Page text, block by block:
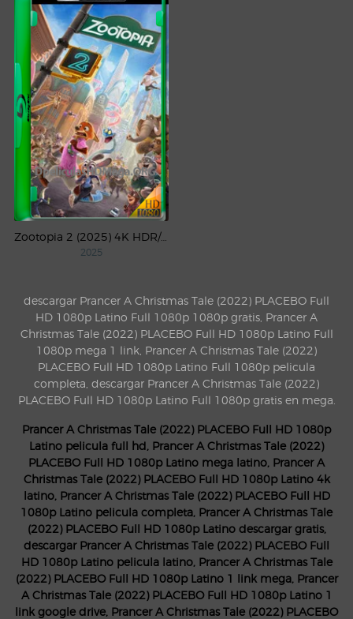
Zootopia 2 (2025) 4K HDR/DV WEB-DL Latino
2025
descargar Prancer A Christmas Tale (2022) PLACEBO Full
HD 1080p Latino Full 1080p 1080p gratis, Prancer A
Christmas Tale (2022) PLACEBO Full HD 1080p Latino Full
1080p mega 1 link, Prancer A Christmas Tale (2022)
PLACEBO Full HD 1080p Latino Full 1080p pelicula
completa, descargar Prancer A Christmas Tale (2022)
PLACEBO Full HD 1080p Latino Full 1080p gratis en mega.
Prancer A Christmas Tale (2022) PLACEBO Full HD 1080p
Latino pelicula full hd, Prancer A Christmas Tale (2022)
PLACEBO Full HD 1080p Latino mega latino, Prancer A
Christmas Tale (2022) PLACEBO Full HD 1080p Latino 4k
latino, Prancer A Christmas Tale (2022) PLACEBO Full HD
1080p Latino pelicula completa, Prancer A Christmas Tale
(2022) PLACEBO Full HD 1080p Latino descargar gratis,
descargar Prancer A Christmas Tale (2022) PLACEBO Full
HD 1080p Latino pelicula latino, Prancer A Christmas Tale
(2022) PLACEBO Full HD 1080p Latino 1 link mega, Prancer
A Christmas Tale (2022) PLACEBO Full HD 1080p Latino 1
link google drive, Prancer A Christmas Tale (2022) PLACEBO